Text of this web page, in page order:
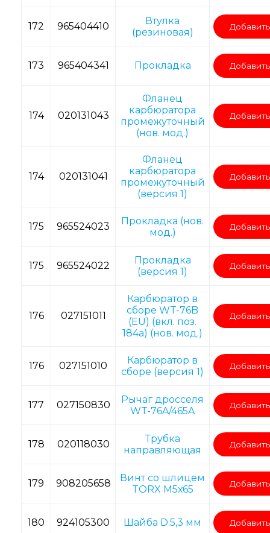
172 965404410
Втулка
(резиновая)
Добавить
173 965404341 Прокладка Добавить
174 020131043
Фланец
карбюратора
промежуточный
(нов. мод.)
Добавить
174 020131041
Фланец
карбюратора
промежуточный
(версия 1)
Добавить
175 965524023
Прокладка (нов.
мод.)
Добавить
175 965524022
Прокладка
(версия 1)
Добавить
176 027151011
Карбюратор в
сборе WT-76B
(EU) (вкл. поз.
184a) (нов. мод.)
Добавить
176 027151010
Карбюратор в
сборе (версия 1)
Добавить
177 027150830
Рычаг дросселя
WT-76A/465A
Добавить
178 020118030
Трубка
направляющая
Добавить
179 908205658
Винт со шлицем
TORX M5х65
Добавить
180 924105300 Шайба D.5,3 мм Добавить